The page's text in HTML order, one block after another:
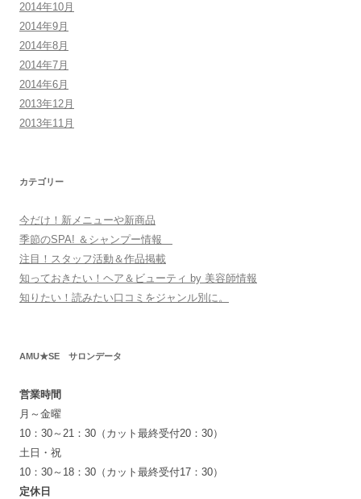
2014年10月
2014年9月
2014年8月
2014年7月
2014年6月
2013年12月
2013年11月
カテゴリー
今だけ！新メニューや新商品
季節のSPA! ＆シャンプー情報
注目！スタッフ活動＆作品掲載
知っておきたい！ヘア＆ビューティ by 美容師情報
知りたい！読みたい口コミをジャンル別に。
AMU★SE サロンデータ
営業時間
月～金曜
10：30～21：30（カット最終受付20：30）
土日・祝
10：30～18：30（カット最終受付17：30）
定休日